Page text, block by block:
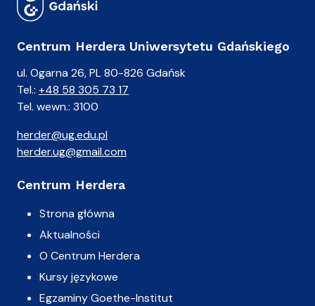
Centrum Herdera Uniwersytetu Gdańskiego
ul. Ogarna 26, PL 80-826 Gdańsk
Tel.: +48 58 305 73 17
Tel. wewn.: 3100
herder@ug.edu.pl
herder.ug@gmail.com
Centrum Herdera
Strona główna
Aktualności
O Centrum Herdera
Kursy językowe
Egzaminy Goethe-Institut